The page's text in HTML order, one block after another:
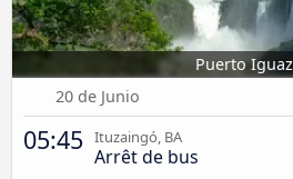
Puerto
20 de Junio
05:45 Ituzaingó, BA
Arrêt de bus